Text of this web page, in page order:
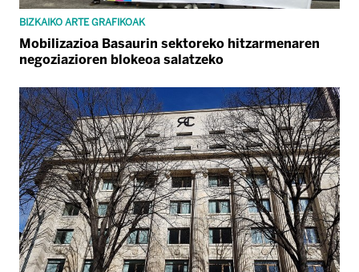
BIZKAIKO ARTE GRAFIKOAK
Mobilizazioa Basaurin sektoreko hitzarmenaren
negoziazioren blokeoa salatzeko